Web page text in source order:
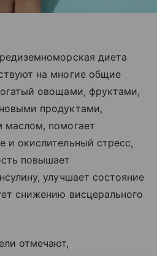
диета
на многие общие
овощами, фруктами,
продуктами,
маслом, помогает
и окислительный стресс,
повышает
улучшает состояние
снижению висцерального
отмечают,